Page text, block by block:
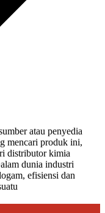
atau penyedia
mencari produk ini,
distributor kimia
dunia industri
efisiensi dan